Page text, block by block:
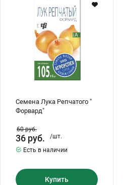
Семена Лука Репчатого "
Форвард"
60руб.
36 руб.
/шт.
Есть в наличии
Купить